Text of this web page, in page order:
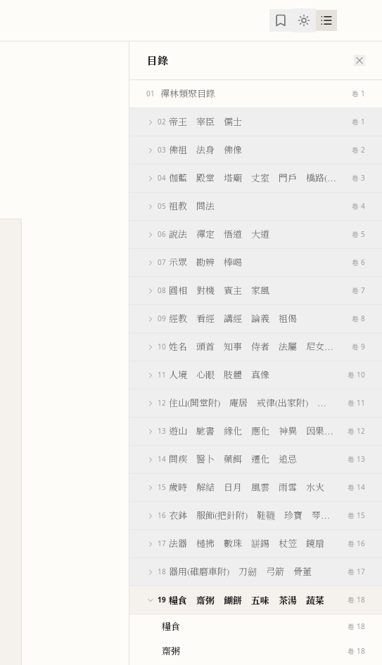
目錄
01 禪林類聚目錄 卷 1
02 帝王 宰臣 儒士 卷 1
03 佛祖 法身 佛像 卷 2
04 伽藍 殿堂 塔廟 丈室 門戶 橋路(并附) 卷 3
05 祖教 問法 卷 4
06 說法 禪定 悟道 大道 卷 5
07 示眾 勘辨 棒喝 卷 6
08 圓相 對機 賓主 家風 卷 7
09 經教 看經 講經 論義 祖偈 卷 8
10 姓名 頭首 知事 侍者 法屬 尼女 行童 卷 9
11 人境 心眼 肢體 真像 卷 10
12 住山(開堂附) 庵居 戒律(出家附) 禮拜 參學 省
卷 11
13 遊山 馳書 緣化 應化 神異 因果 沐浴 偃息
卷 12
14 問疾 醫卜 藥餌 遷化 追忌 卷 13
15 歲時 解結 日月 風雲 雨雪 水火 卷 14
16 衣鉢 服飾(把針附) 鞋韈 珍寶 琴碁(書𦘕樂附)
卷 15
17 法器 槌拂 數珠 缾錫 杖笠 鏡扇 卷 16
18 器用(碓磨車附) 刀劒 弓箭 骨董 卷 17
19 糧食 齋粥 餬餅 五味 茶湯 蔬菜 卷 18
糧食 卷 18
齋粥 卷 18